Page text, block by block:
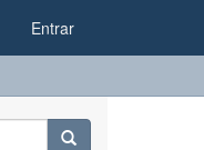
Entrar